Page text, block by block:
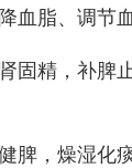
脂、调节
固精，补脾
，燥湿化痰